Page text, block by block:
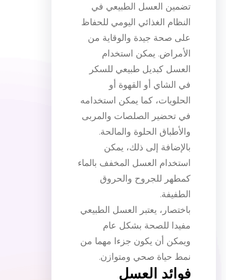
تضمين العسل الطبيعي في
النظام الغذائي اليومي للحفاظ
على صحة جيدة والوقاية من
الأمراض. يمكن استخدام
العسل كبديل طبيعي للسكر
في الشاي أو القهوة أو
الحلويات، كما يمكن استخدامه
في تحضير الصلصات والمربى
والأطباق الحلوة والمالحة.
بالإضافة إلى ذلك، يمكن
استخدام العسل المخفف بالماء
كمطهر للجروح والحروق
الطفيفة.
باختصار، يعتبر العسل الطبيعي
مفيدا للصحة بشكل عام
ويمكن أن يكون جزءا مهما من
نمط حياة صحي ومتوازن.
فوائد العسل